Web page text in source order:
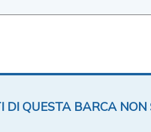
DI QUESTA BARCA